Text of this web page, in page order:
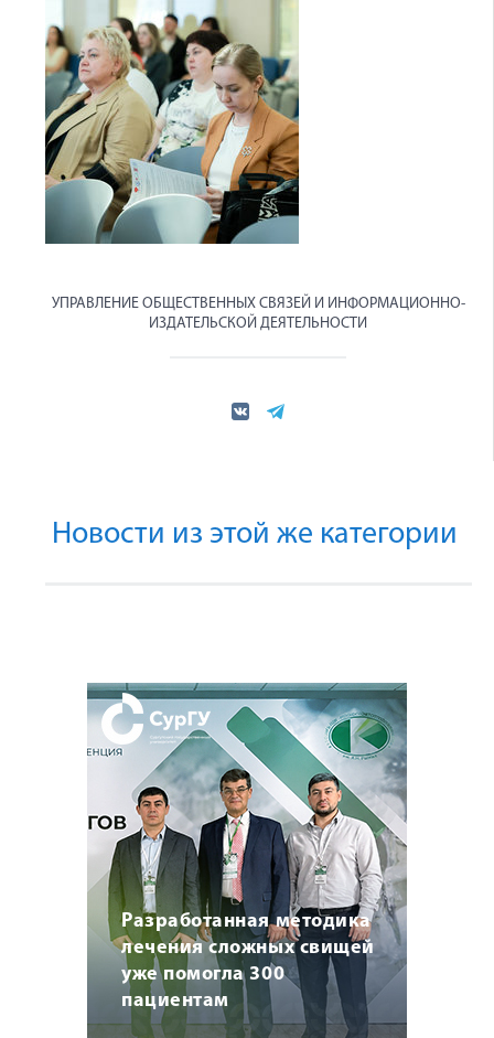
УПРАВЛЕНИЕ ОБЩЕСТВЕННЫХ СВЯЗЕЙ И ИНФОРМАЦИОННО-
ИЗДАТЕЛЬСКОЙ ДЕЯТЕЛЬНОСТИ
Новости из этой же категории
Разработанная методика
лечения сложных свищей
уже помогла 300
пациентам